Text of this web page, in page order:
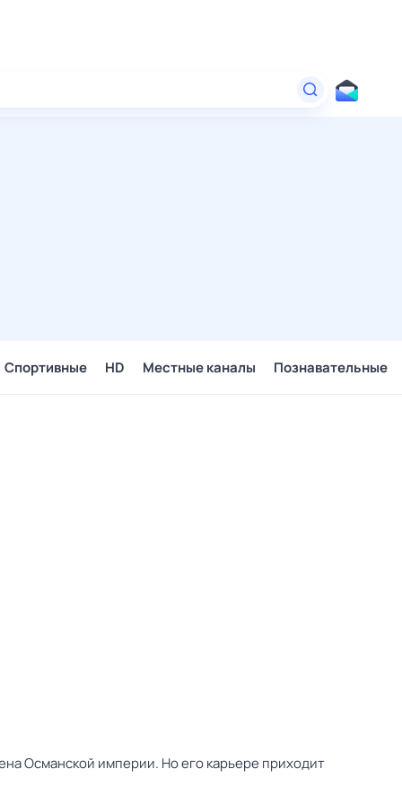
Спортивные HD Местные каналы Познавательные
Османской империи. Но его карьере приходит